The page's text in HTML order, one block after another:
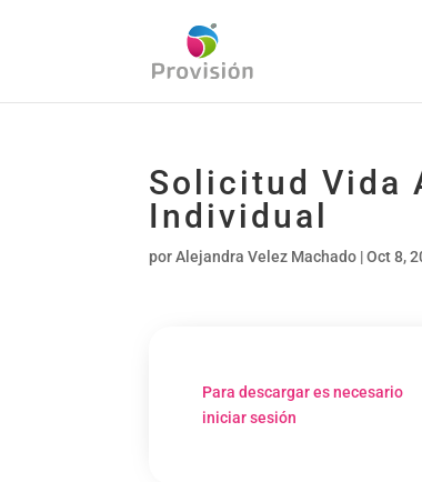
Solicitud Vida
Individual
porAlejandra Velez Machado |Oct 8,
Para descargar es necesario
iniciar sesión